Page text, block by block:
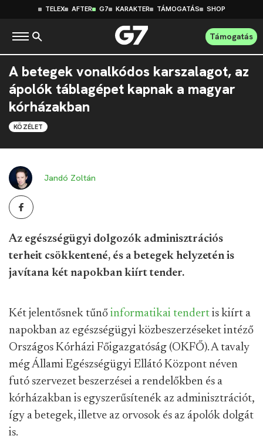
TELEX AFTER G7 KARAKTER TÁMOGATÁS SHOP
Támogatás
A betegek vonalkódos karszalagot, az
ápolók táblagépet kapnak a magyar
kórházakban
KÖZÉLET
Jandó Zoltán
Az egészségügyi dolgozók adminisztrációs
terheit csökkentené, és a betegek helyzetén is
javítana két napokban kiírt tender.
Két jelentősnek tűnő informatikai tendert is kiírt a
napokban az egészségügyi közbeszerzéseket intéző
Országos Kórházi Főigazgatóság (OKFŐ). A tavaly
még Állami Egészségügyi Ellátó Központ néven
futó szervezet beszerzései a rendelőkben és a
kórházakban is egyszerűsítenék az adminisztrációt,
így a betegek, illetve az orvosok és az ápolók dolgát
is.